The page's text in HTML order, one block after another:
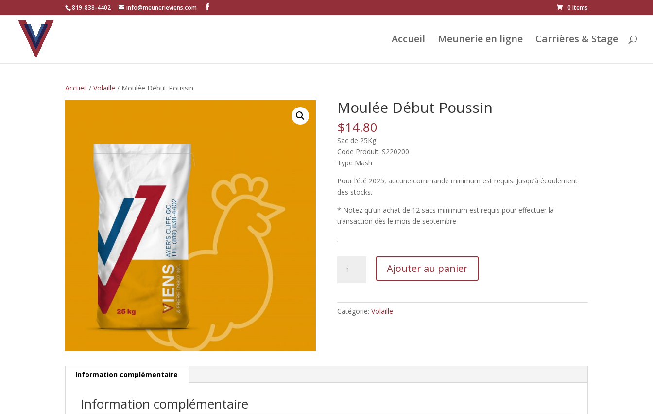
819-838-4402 info@meunerieviens.com 0 Items
Accueil Meunerie en ligne Carrières & Stage
Accueil /Volaille / Moulée Début Poussin
Moulée Début Poussin
$14.80
Sac de 25Kg
Code Produit: S220200
Type Mash
Pour l’été 2025, aucune commande minimum est requis. Jusqu’à écoulement
des stocks.
* Notez qu’un achat de 12 sacs minimum est requis pour effectuer la
transaction dès le mois de septembre
.
Poussin
Ajouter au panier
Catégorie: Volaille
Information complémentaire
Information complémentaire